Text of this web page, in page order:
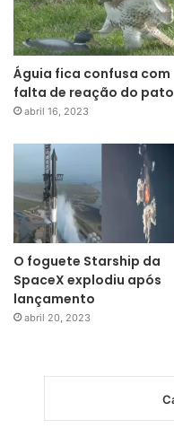
Águia fica confusa com
falta de reação do pato
abril 16, 2023
O foguete Starship da
SpaceX explodiu após
lançamento
abril 20, 2023